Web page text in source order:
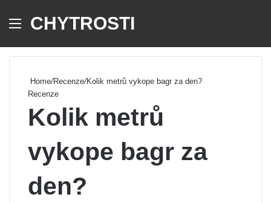
Menu
CHYTROSTI
Home/Recenze/Kolik metrů vykope bagr za den?
Recenze
Kolik metrů
vykope bagr za
den?